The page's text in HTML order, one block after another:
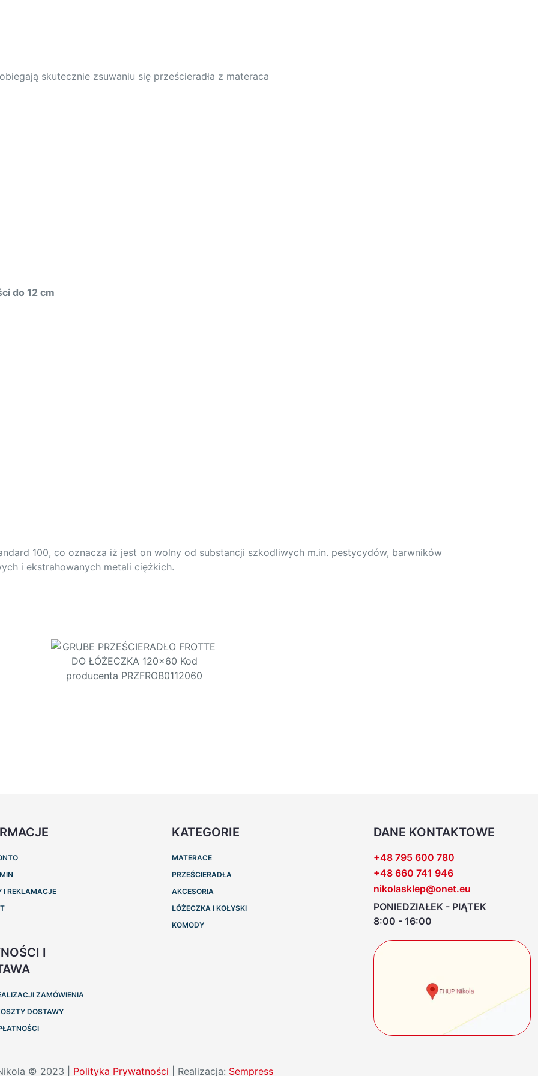
skutecznie zsuwaniu się prześcieradła z materaca
do 12 cm
100, co oznacza iż jest on wolny od substancji szkodliwych m.in. pestycydów, barwników
i ekstrahowanych metali ciężkich.
I REKLAMACJE
I
ZAMÓWIENIA
DOSTAWY
KATEGORIE
MATERACE
PRZEŚCIERADŁA
AKCESORIA
ŁÓŻECZKA I KOŁYSKI
KOMODY
DANE KONTAKTOWE
+48 795 600 780
+48 660 741 946
nikolasklep@onet.eu
PONIEDZIAŁEK - PIĄTEK
8:00 - 16:00
© 2023 | Polityka Prywatności | Realizacja: Sempress